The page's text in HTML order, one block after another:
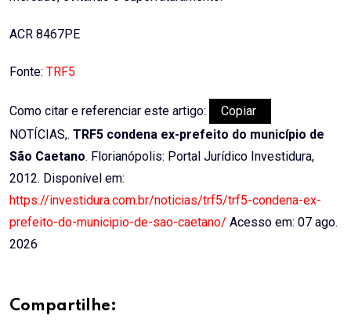
ACR 8467PE
Fonte: TRF5
Como citar e referenciar este artigo:
Copiar
NOTÍCIAS,. TRF5 condena ex-prefeito do município de
São Caetano. Florianópolis: Portal Jurídico Investidura,
2012. Disponível em:
https://investidura.com.br/noticias/trf5/trf5-condena-ex-
prefeito-do-municipio-de-sao-caetano/ Acesso em: 07 ago.
2026
Compartilhe: